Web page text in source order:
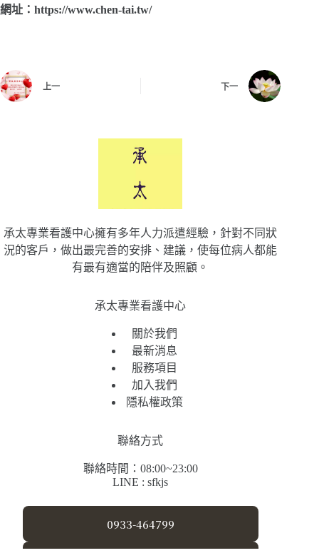
網址：https://www.chen-tai.tw/
上一 下一
承太專業看護中心擁有多年人力派遣經驗，針對不同狀
況的客戶，做出最完善的安排、建議，使每位病人都能
有最有適當的陪伴及照顧。
承太專業看護中心
關於我們
最新消息
服務項目
加入我們
隱私權政策
聯絡方式
聯絡時間：08:00~23:00
LINE : sfkjs
0933-464799